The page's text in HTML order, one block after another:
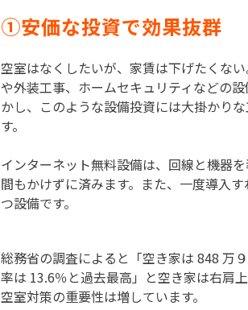
①安価な投資で効果抜群
空室はなくしたいが、家賃は下げたくな
や外装工事、ホームセキュリティなどの
かし、このような設備投資には大掛かり
す。
インターネット無料設備は、回線と機器
間もかけずに済みます。また、一度導入
つ設備です。
総務省の調査によると「空き家は 848 万
率は 13.6％と過去最高」と空き家は右肩
空室対策の重要性は増しています。